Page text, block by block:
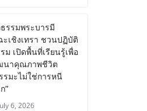
รรมพระบารมี
ะเชิงเทรา ชวนปฏิบัติ
ม เปิดพื้นที่เรียนรู้เพื่อ
าคุณภาพชีวิต
รมะไม่ใช่การหนี
”
6, 2026